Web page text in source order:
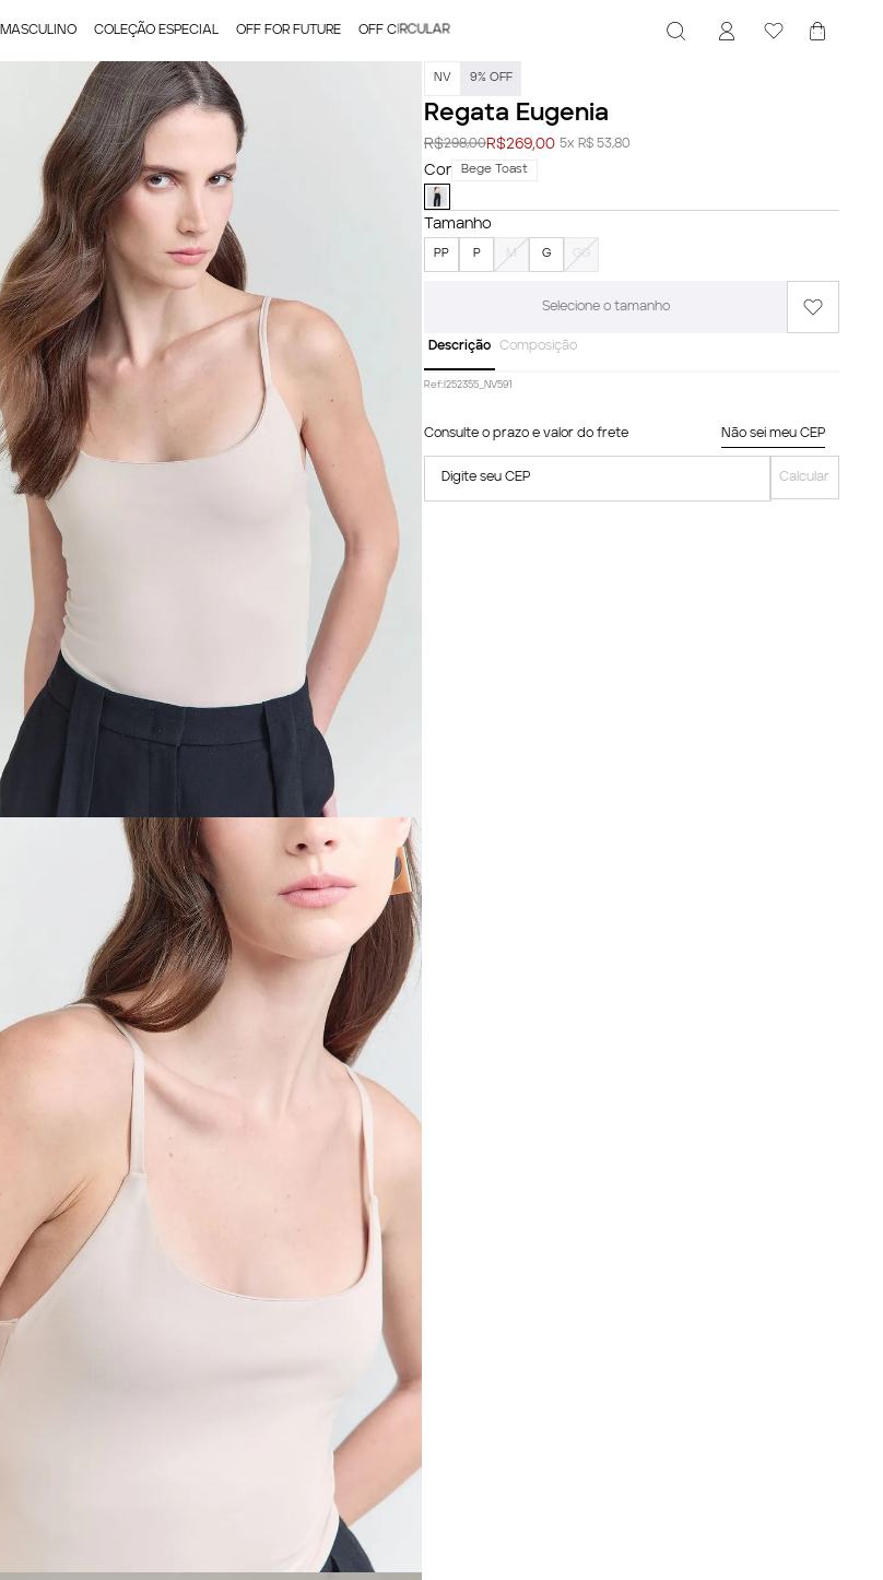
MASCULINO COLEÇÃO ESPECIAL OFF FOR FUTURE OFF CIRCULAR
NV 9% OFF
Regata Eugenia
R$298,00R$269,00 5x R$ 53,80
Cor Bege Toast
Tamanho
PP P M G GG
Selecione o tamanho
Descrição Composição
Ref: I252355_NV591
Consulte o prazo e valor do frete Não sei meu CEP
Digite seu CEP Calcular